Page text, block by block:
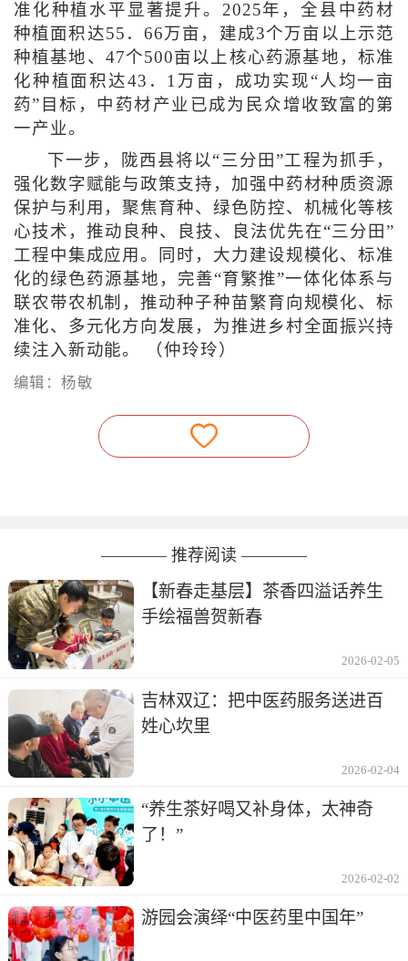
准化种植水平显著提升。2025年，全县中药材
种植面积达55．66万亩，建成3个万亩以上示范
种植基地、47个500亩以上核心药源基地，标准
化种植面积达43．1万亩，成功实现“人均一亩
药”目标，中药材产业已成为民众增收致富的第
一产业。
下一步，陇西县将以“三分田”工程为抓手，
强化数字赋能与政策支持，加强中药材种质资源
保护与利用，聚焦育种、绿色防控、机械化等核
心技术，推动良种、良技、良法优先在“三分田”
工程中集成应用。同时，大力建设规模化、标准
化的绿色药源基地，完善“育繁推”一体化体系与
联农带农机制，推动种子种苗繁育向规模化、标
准化、多元化方向发展，为推进乡村全面振兴持
续注入新动能。 （仲玲玲）
编辑：杨敏
———— 推荐阅读 ————
【新春走基层】茶香四溢话养生
手绘福兽贺新春
2026-02-05
吉林双辽：把中医药服务送进百
姓心坎里
2026-02-04
“养生茶好喝又补身体，太神奇
了！”
2026-02-02
游园会演绎“中医药里中国年”